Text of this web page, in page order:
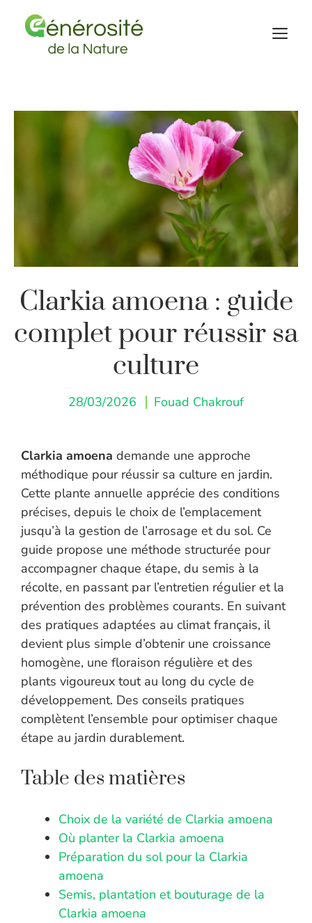
Clarkia amoena : guide
complet pour réussir sa
culture
28/03/2026 Fouad Chakrouf
Clarkia amoena demande une approche
méthodique pour réussir sa culture en jardin.
Cette plante annuelle apprécie des conditions
précises, depuis le choix de l’emplacement
jusqu’à la gestion de l’arrosage et du sol. Ce
guide propose une méthode structurée pour
accompagner chaque étape, du semis à la
récolte, en passant par l’entretien régulier et la
prévention des problèmes courants. En suivant
des pratiques adaptées au climat français, il
devient plus simple d’obtenir une croissance
homogène, une floraison régulière et des
plants vigoureux tout au long du cycle de
développement. Des conseils pratiques
complètent l’ensemble pour optimiser chaque
étape au jardin durablement.
Table des matières
Choix de la variété de Clarkia amoena
Où planter la Clarkia amoena
Préparation du sol pour la Clarkia
amoena
Semis, plantation et bouturage de la
Clarkia amoena